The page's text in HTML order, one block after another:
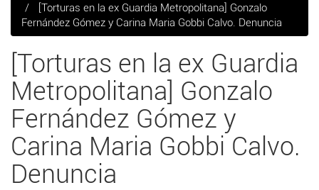
[Torturas en la ex Guardia Metropolitana] Gonzalo
Fernández Gómez y Carina Maria Gobbi Calvo. Denuncia
[Torturas en la ex Guardia
Metropolitana] Gonzalo
Fernández Gómez y
Carina Maria Gobbi Calvo.
Denuncia